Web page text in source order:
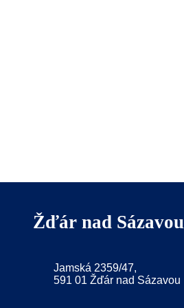
Žďár nad Sázavou
Jamská 2359/47,
591 01 Žďár nad Sázavou